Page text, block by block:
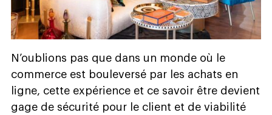
N’oublions pas que dans un monde où le
commerce est bouleversé par les achats en
ligne, cette expérience et ce savoir être devient
gage de sécurité pour le client et de viabilité